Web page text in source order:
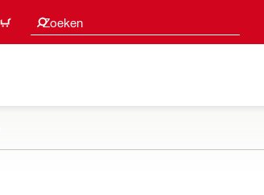
Zoeken
Zoeksuggesties